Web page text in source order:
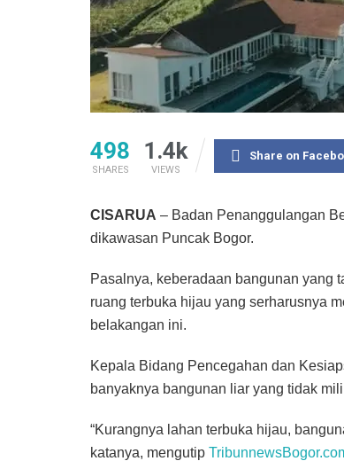
498
SHARES
1.4k
VIEWS
Share on
CISARUA – Badan Penanggulangan
dikawasan Puncak Bogor.
Pasalnya, keberadaan bangunan yang
ruang terbuka hijau yang serharusnya
belakangan ini.
Kepala Bidang Pencegahan dan
banyaknya bangunan liar yang tidak
“Kurangnya lahan terbuka hijau,
katanya, mengutip